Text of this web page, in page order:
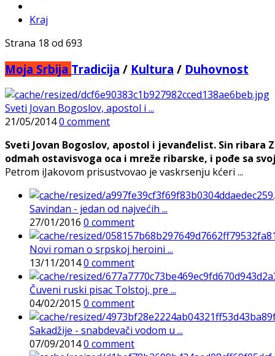
Kraj
Strana 18 od 693
Moja Srbija Tradicija / Kultura / Duhovnost
Sveti Jovan Bogoslov, apostol i ...
21/05/20140 comment
Sveti Jovan Bogoslov, apostol i jevanđelist. Sin ribara
odmah ostavisvoga oca i mreže ribarske, i pođe sa
Petrom iJakovom prisustvovao je vaskrsenju kćeri ...
Savindan - jedan od najvećih ...
27/01/2016 0 comment
Novi roman o srpskoj heroini ...
13/11/20140 comment
Čuveni ruski pisac Tolstoj, pre ...
04/02/2015 0 comment
Sakadžije - snabdevači vodom u ...
07/09/20140 comment